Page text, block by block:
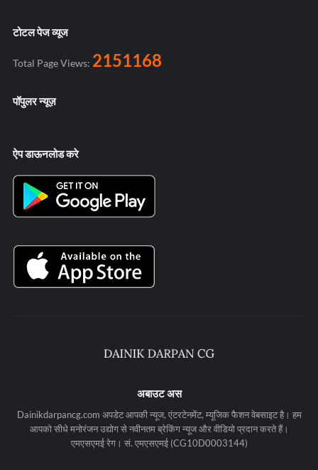
टोटल पेज व्यूज
Total Page Views: 2151168
पॉपुलर न्यूज़
ऐप डाऊनलोड करे
अबाउट अस
Dainikdarpancg.com अपडेट आपकी न्यूज, एंटरटेनमेंट, म्यूजिक फैशन वेबसाइट है। हम
आपको सीधे मनोरंजन उद्योग से नवीनतम ब्रेकिंग न्यूज और वीडियो प्रदान करते हैं।
एमएसएमई रेग। सं. एमएसएमई (CG10D0003144)